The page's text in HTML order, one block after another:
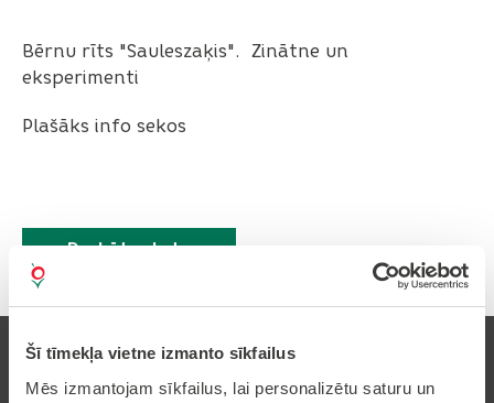
Šī tīmekļa vietne izmanto sīkfailus
Mēs izmantojam sīkfailus, lai personalizētu saturu un
Bērnu rīts "Sauleszaķis". Zinātne un
eksperimenti
Plašāks info sekos
Drukāt rakstu